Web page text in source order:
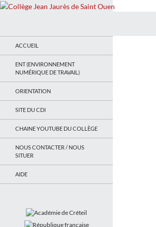
ACCUEIL
ENT (ENVIRONNEMENT
NUMÉRIQUE DE TRAVAIL)
ORIENTATION
SITE DU CDI
CHAINE YOUTUBE DU COLLÈGE
NOUS CONTACTER / NOUS
SITUER
AIDE